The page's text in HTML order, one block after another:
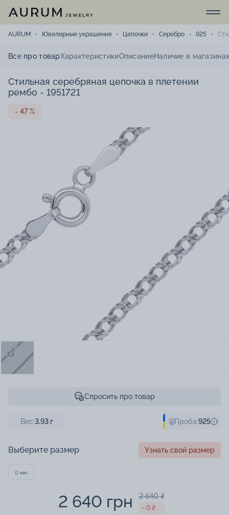
AURUM Ювелирные украшения Цепочки Серебро 925
Все про товарХарактеристикиОписаниеНаличие в
Стильная серебряная цепочка в плетении
рембо - 1951721
- 47 %
Спросить про товар
Вес:3.93г Проба:925
Выберите размер Узнать свой размер
0 мм
2 640 грн 2 640 ₴
- 0 ₴